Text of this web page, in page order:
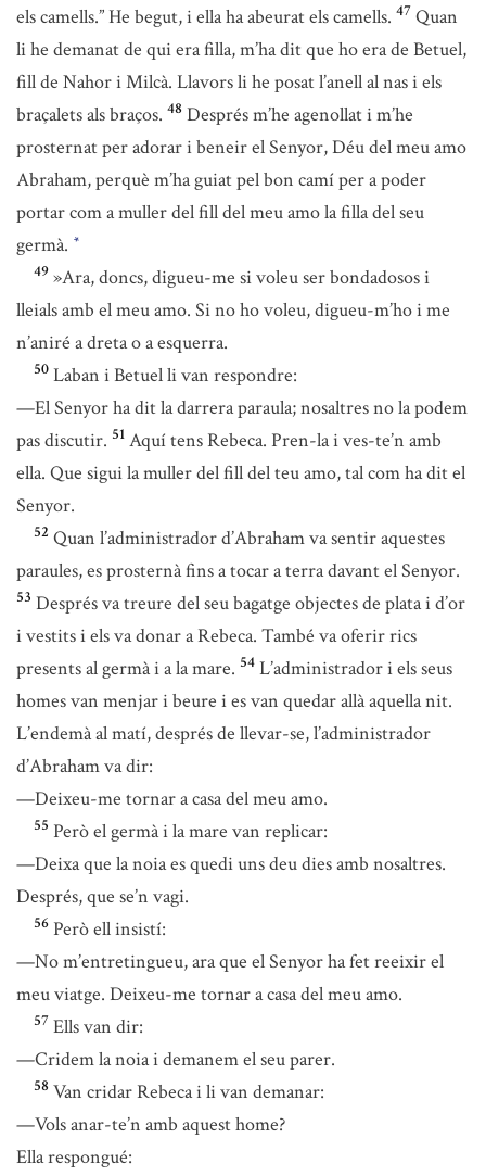
els camells.” He begut, i ella ha abeurat els camells. 47 Quan
li he demanat de qui era filla, m’ha dit que ho era de Betuel,
fill de Nahor i Milcà. Llavors li he posat l’anell al nas i els
braçalets als braços. 48 Després m’he agenollat i m’he
prosternat per adorar i beneir el Senyor, Déu del meu amo
Abraham, perquè m’ha guiat pel bon camí per a poder
portar com a muller del fill del meu amo la filla del seu
germà. *
49 »Ara, doncs, digueu-me si voleu ser bondadosos i
lleials amb el meu amo. Si no ho voleu, digueu-m’ho i me
n’aniré a dreta o a esquerra.
50 Laban i Betuel li van respondre:
—El Senyor ha dit la darrera paraula; nosaltres no la podem
pas discutir. 51 Aquí tens Rebeca. Pren-la i ves-te’n amb
ella. Que sigui la muller del fill del teu amo, tal com ha dit el
Senyor.
52 Quan l’administrador d’Abraham va sentir aquestes
paraules, es prosternà fins a tocar a terra davant el Senyor.
53 Després va treure del seu bagatge objectes de plata i d’or
i vestits i els va donar a Rebeca. També va oferir rics
presents al germà i a la mare. 54 L’administrador i els seus
homes van menjar i beure i es van quedar allà aquella nit.
L’endemà al matí, després de llevar-se, l’administrador
d’Abraham va dir:
—Deixeu-me tornar a casa del meu amo.
55 Però el germà i la mare van replicar:
—Deixa que la noia es quedi uns deu dies amb nosaltres.
Després, que se’n vagi.
56 Però ell insistí:
—No m’entretingueu, ara que el Senyor ha fet reeixir el
meu viatge. Deixeu-me tornar a casa del meu amo.
57 Ells van dir:
—Cridem la noia i demanem el seu parer.
58 Van cridar Rebeca i li van demanar:
—Vols anar-te’n amb aquest home?
Ella respongué: